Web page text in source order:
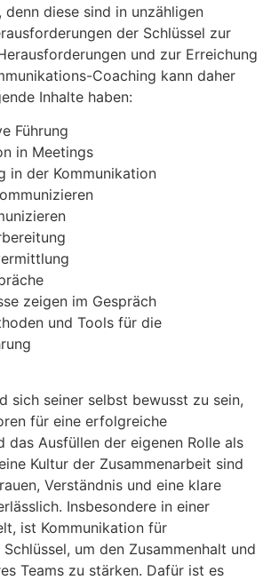
denn diese sind in unzähligen
der Schlüssel zur
und zur Erreichung
Coaching kann daher
Inhalte haben:
Führung
in Meetings
in der Kommunikation
zeigen im Gespräch
und Tools für die
sich seiner selbst bewusst zu sein,
für eine erfolgreiche
das Ausfüllen der eigenen Rolle als
Kultur der Zusammenarbeit sind
Verständnis und eine klare
Insbesondere in einer
ist Kommunikation für
um den Zusammenhalt und
Teams zu stärken. Dafür ist es